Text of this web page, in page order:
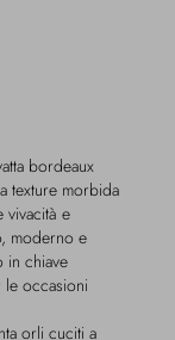
bordeaux
texture morbida
vivacità e
moderno e
in chiave
occasioni
orli cuciti a